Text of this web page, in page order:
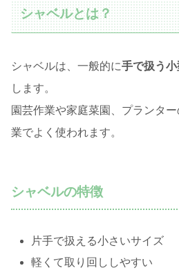
シャベルとは？
シャベルは、一般的に手で扱う
します。
園芸作業や家庭菜園、プランタ
業でよく使われます。
シャベルの特徴
片手で扱える小さいサイズ
軽くて取り回ししやすい